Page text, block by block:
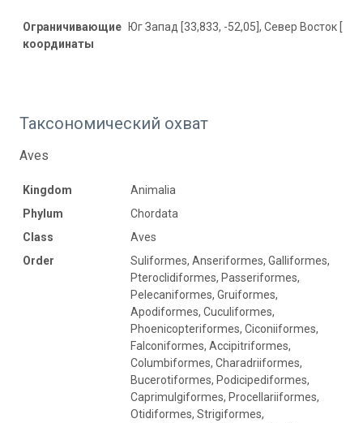
Ограничивающие
координаты
Юг Запад [33,833, -52,05], Север Восток
Таксономический охват
Aves
Kingdom
Animalia
Phylum
Chordata
Class
Aves
Order
Suliformes, Anseriformes, Galliformes,
Pteroclidiformes, Passeriformes,
Pelecaniformes, Gruiformes,
Apodiformes, Cuculiformes,
Phoenicopteriformes, Ciconiiformes,
Falconiformes, Accipitriformes,
Columbiformes, Charadriiformes,
Bucerotiformes, Podicipediformes,
Caprimulgiformes, Procellariiformes,
Otidiformes, Strigiformes,